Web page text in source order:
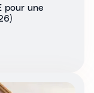
pour une